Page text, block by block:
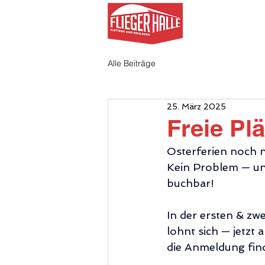
Alle Beiträge
Freie
25. März 2025
Osterferien noch
Kein Problem —
buchbar!
In der ersten &
lohnt sich — jetzt
die Anmeldung